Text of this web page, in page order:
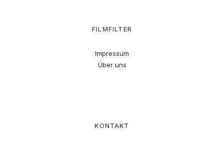
FILMFILTER
Impressum
Über uns
KONTAKT